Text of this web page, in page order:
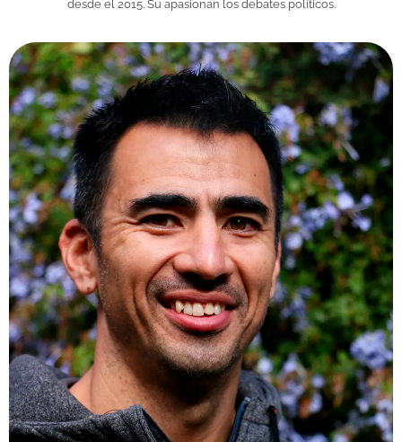
desde el 2015. Su apasionan los debates políticos.